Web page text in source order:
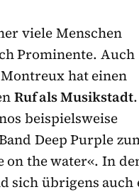
viele Menschen
Prominente. Auch
hat einen
Ruf als Musikstadt
beispielsweise
Deep Purple
on the water«. In
sich übrigens auch